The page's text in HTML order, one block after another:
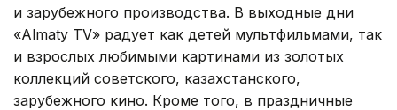
и зарубежного производства. В выходные дни
«Almaty TV» радует как детей мультфильмами, так
и взрослых любимыми картинами из золотых
коллекций советского, казахстанского,
зарубежного кино. Кроме того, в праздничные